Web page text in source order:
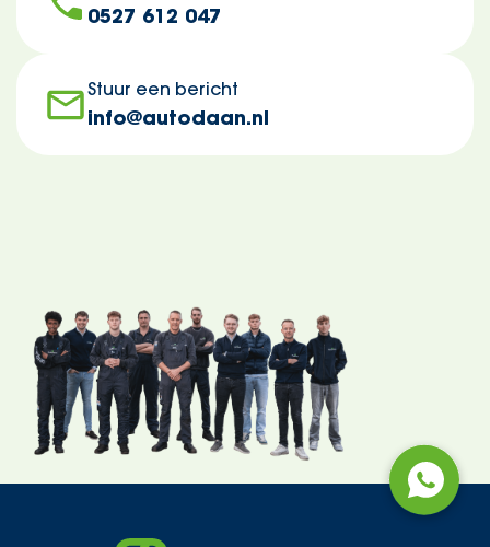
0527 612 047
Stuur een bericht
info@autodaan.nl